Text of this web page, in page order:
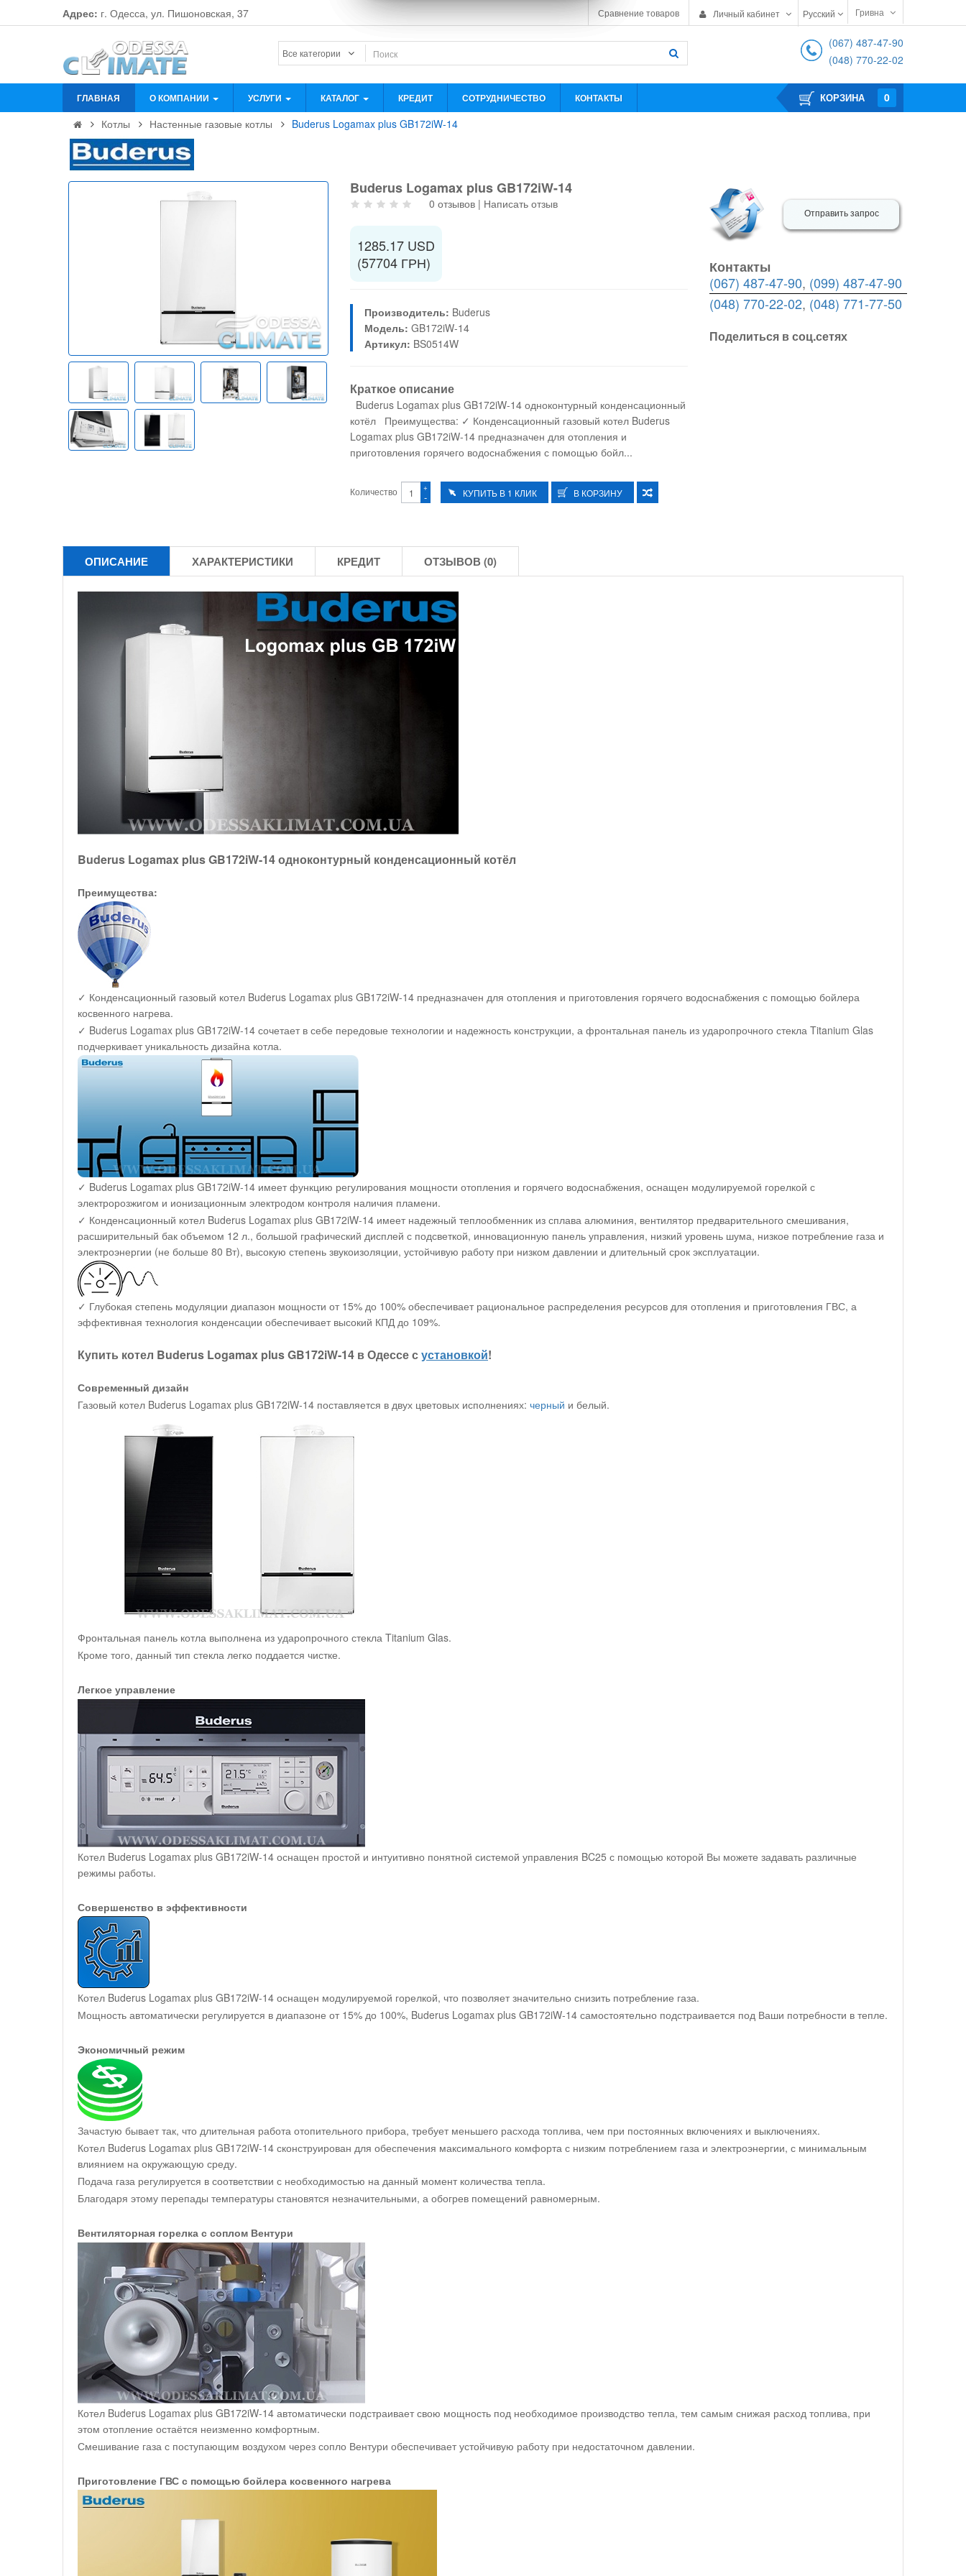
Адрес: г. Одесса, ул. Пишоновская, 37 Сравнение товаров Личный кабинет Гривна
Русский
(067) 487-47-90
(048) 770-22-02
ГЛАВНАЯ О КОМПАНИИ УСЛУГИ КАТАЛОГ КРЕДИТ СОТРУДНИЧЕСТВО КОНТАКТЫ КОРЗИНА
0
Котлы
Настенные газовые котлы Buderus Logamax plus GB172iW-14
Buderus Logamax plus GB172iW-14
0 отзывов | Написать отзыв
1285.17 USD
(57704 ГРН)
Производитель: Buderus
Модель: GB172iW-14
Артикул: BS0514W
Краткое описание
Buderus Logamax plus GB172iW-14 одноконтурный конденсационный
котёл Преимущества: ✓ Конденсационный газовый котел Buderus
Logamax plus GB172iW-14 предназначен для отопления и
приготовления горячего водоснабжения с помощью бойл...
Количество -
+
Отправить запрос
Контакты
(067) 487-47-90, (099) 487-47-90
(048) 770-22-02, (048) 771-77-50
Поделиться в соц.сетях
ОПИСАНИЕ ХАРАКТЕРИСТИКИ КРЕДИТ ОТЗЫВОВ (0)
Buderus Logamax plus GB172iW-14 одноконтурный конденсационный котёл
Преимущества:
✓ Конденсационный газовый котел Buderus Logamax plus GB172iW-14 предназначен для отопления и приготовления горячего водоснабжения с помощью бойлера
косвенного нагрева.
✓ Buderus Logamax plus GB172iW-14 сочетает в себе передовые технологии и надежность конструкции, а фронтальная панель из ударопрочного стекла Titanium Glas
подчеркивает уникальность дизайна котла.
✓ Buderus Logamax plus GB172iW-14 имеет функцию регулирования мощности отопления и горячего водоснабжения, оснащен модулируемой горелкой с
электророзжигом и ионизационным электродом контроля наличия пламени.
✓ Конденсационный котел Buderus Logamax plus GB172iW-14 имеет надежный теплообменник из сплава алюминия, вентилятор предварительного смешивания,
расширительный бак объемом 12 л., большой графический дисплей с подсветкой, инновационную панель управления, низкий уровень шума, низкое потребление газа и
электроэнергии (не больше 80 Вт), высокую степень звукоизоляции, устойчивую работу при низком давлении и длительный срок эксплуатации.
✓ Глубокая степень модуляции диапазон мощности от 15% до 100% обеспечивает рациональное распределения ресурсов для отопления и приготовления ГВС, а
эффективная технология конденсации обеспечивает высокий КПД до 109%.
Купить котел Buderus Logamax plus GB172iW-14 в Одессе сустановкой!
Современный дизайн
Газовый котел Buderus Logamax plus GB172iW-14 поставляется в двух цветовых исполнениях: черный и белый.
Фронтальная панель котла выполнена из ударопрочного стекла Titanium Glas.
Кроме того, данный тип стекла легко поддается чистке.
Легкое управление
Котел Buderus Logamax plus GB172iW-14 оснащен простой и интуитивно понятной системой управления BC25 с помощью которой Вы можете задавать различные
режимы работы.
Совершенство в эффективности
Котел Buderus Logamax plus GB172iW-14 оснащен модулируемой горелкой, что позволяет значительно снизить потребление газа.
Мощность автоматически регулируется в диапазоне от 15% до 100%, Buderus Logamax plus GB172iW-14 самостоятельно подстраивается под Ваши потребности в тепле.
Экономичный режим
Зачастую бывает так, что длительная работа отопительного прибора, требует меньшего расхода топлива, чем при постоянных включениях и выключениях.
Котел Buderus Logamax plus GB172iW-14 сконструирован для обеспечения максимального комфорта с низким потреблением газа и электроэнергии, с минимальным
влиянием на окружающую среду.
Подача газа регулируется в соответствии с необходимостью на данный момент количества тепла.
Благодаря этому перепады температуры становятся незначительными, а обогрев помещений равномерным.
Вентиляторная горелка с соплом Вентури
Котел Buderus Logamax plus GB172iW-14 автоматически подстраивает свою мощность под необходимое производство тепла, тем самым снижая расход топлива, при
этом отопление остаётся неизменно комфортным.
Смешивание газа с поступающим воздухом через сопло Вентури обеспечивает устойчивую работу при недостаточном давлении.
Приготовление ГВС с помощью бойлера косвенного нагрева